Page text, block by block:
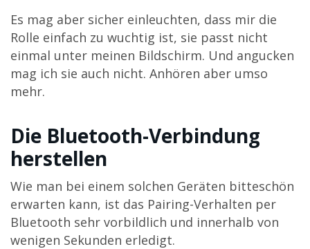
Es mag aber sicher einleuchten, dass mir die
Rolle einfach zu wuchtig ist, sie passt nicht
einmal unter meinen Bildschirm. Und angucken
mag ich sie auch nicht. Anhören aber umso
mehr.
Die Bluetooth-Verbindung
herstellen
Wie man bei einem solchen Geräten bitteschön
erwarten kann, ist das Pairing-Verhalten per
Bluetooth sehr vorbildlich und innerhalb von
wenigen Sekunden erledigt.